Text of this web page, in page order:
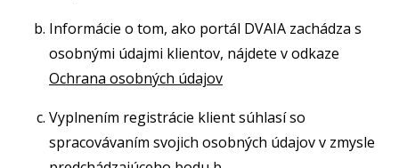
Informácie o tom, ako portál DVAIA zachádza s
osobnými údajmi klientov, nájdete v odkaze
Ochrana osobných údajov
Vyplnením registrácie klient súhlasí so
spracovávaním svojich osobných údajov v zmysle